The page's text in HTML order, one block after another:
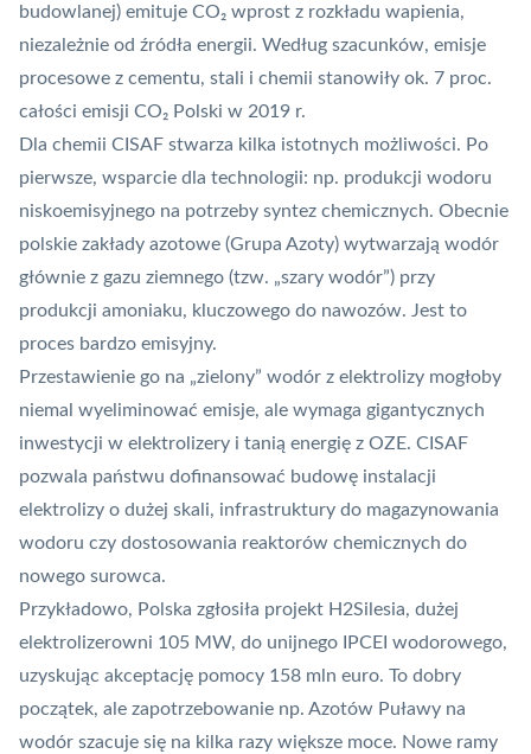
budowlanej) emituje CO₂ wprost z rozkładu wapienia,
niezależnie od źródła energii. Według szacunków, emisje
procesowe z cementu, stali i chemii stanowiły ok. 7 proc.
całości emisji CO₂ Polski w 2019 r.
Dla chemii CISAF stwarza kilka istotnych możliwości. Po
pierwsze, wsparcie dla technologii: np. produkcji wodoru
niskoemisyjnego na potrzeby syntez chemicznych. Obecnie
polskie zakłady azotowe (Grupa Azoty) wytwarzają wodór
głównie z gazu ziemnego (tzw. „szary wodór”) przy
produkcji amoniaku, kluczowego do nawozów. Jest to
proces bardzo emisyjny.
Przestawienie go na „zielony” wodór z elektrolizy mogłoby
niemal wyeliminować emisje, ale wymaga gigantycznych
inwestycji w elektrolizery i tanią energię z OZE. CISAF
pozwala państwu dofinansować budowę instalacji
elektrolizy o dużej skali, infrastruktury do magazynowania
wodoru czy dostosowania reaktorów chemicznych do
nowego surowca.
Przykładowo, Polska zgłosiła projekt H2Silesia, dużej
elektrolizerowni 105 MW, do unijnego IPCEI wodorowego,
uzyskując akceptację pomocy 158 mln euro. To dobry
początek, ale zapotrzebowanie np. Azotów Puławy na
wodór szacuje się na kilka razy większe moce. Nowe ramy